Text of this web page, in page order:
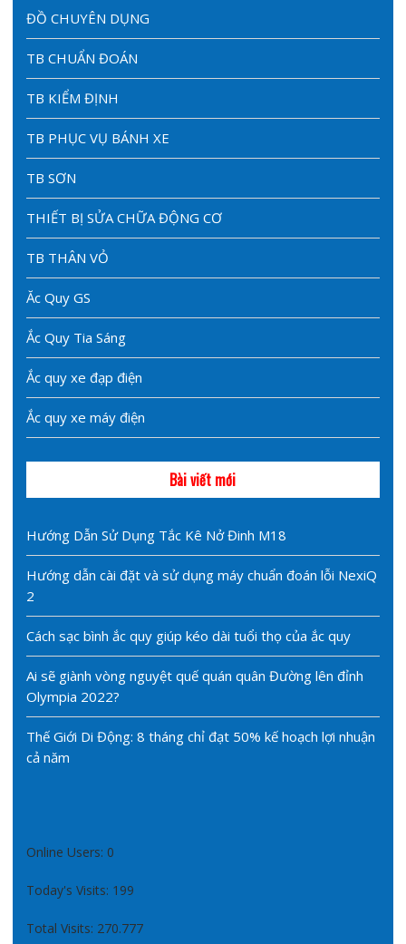
ĐỒ CHUYÊN DỤNG
TB CHUẨN ĐOÁN
TB KIỂM ĐỊNH
TB PHỤC VỤ BÁNH XE
TB SƠN
THIẾT BỊ SỬA CHỮA ĐỘNG CƠ
TB THÂN VỎ
Ăc Quy GS
Ắc Quy Tia Sáng
Ắc quy xe đạp điện
Ắc quy xe máy điện
Bài viết mới
Hướng Dẫn Sử Dụng Tắc Kê Nở Đinh M18
Hướng dẫn cài đặt và sử dụng máy chuẩn đoán lỗi NexiQ
2
Cách sạc bình ắc quy giúp kéo dài tuổi thọ của ắc quy
Ai sẽ giành vòng nguyệt quế quán quân Đường lên đỉnh
Olympia 2022?
Thế Giới Di Động: 8 tháng chỉ đạt 50% kế hoạch lợi nhuận
cả năm
Online Users: 0
Today's Visits: 199
Total Visits: 270.777